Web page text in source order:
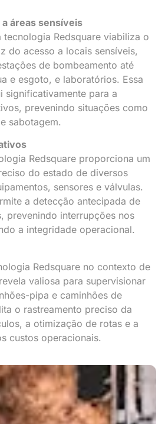
áreas sensíveis
tecnologia Redsquare viabiliza o
do acesso a locais sensíveis,
de bombeamento até
e esgoto, e laboratórios. Essa
significativamente para a
prevenindo situações como
sabotagem.
Redsquare proporciona um
do estado de diversos
sensores e válvulas.
a detecção antecipada de
prevenindo interrupções nos
a integridade operacional.
Redsquare no contexto de
valiosa para supervisionar
pipa e caminhões de
o rastreamento preciso da
a otimização de rotas e a
custos operacionais.